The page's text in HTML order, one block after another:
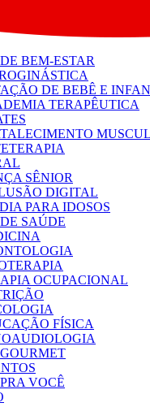
BEM-ESTAR
DE BEBÊ E
TERAPÊUTICA
SÊNIOR
DIGITAL
PARA IDOSOS
SAÚDE
OCUPACIONAL
FÍSICA
VOCÊ